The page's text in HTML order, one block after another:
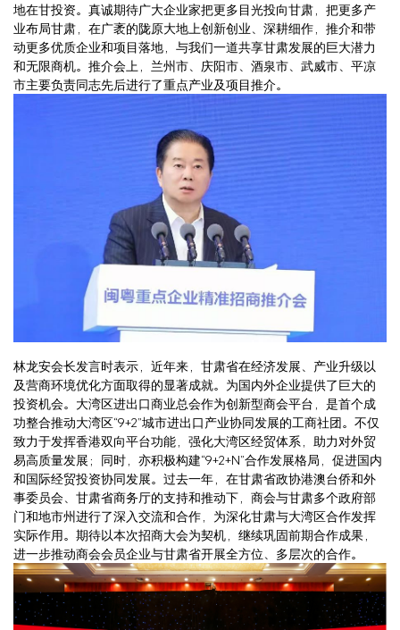
地在甘投资。真诚期待广大企业家把更多目光投向甘肃，把更多产
业布局甘肃，在广袤的陇原大地上创新创业、深耕细作，推介和带
动更多优质企业和项目落地，与我们一道共享甘肃发展的巨大潜力
和无限商机。推介会上，兰州市、庆阳市、酒泉市、武威市、平凉
市主要负责同志先后进行了重点产业及项目推介。
林龙安会长发言时表示，近年来，甘肃省在经济发展、产业升级以
及营商环境优化方面取得的显著成就。为国内外企业提供了巨大的
投资机会。大湾区进出口商业总会作为创新型商会平台，是首个成
功整合推动大湾区“9+2”城市进出口产业协同发展的工商社团。不仅
致力于发挥香港双向平台功能，强化大湾区经贸体系，助力对外贸
易高质量发展；同时，亦积极构建“9+2+N”合作发展格局，促进国内
和国际经贸投资协同发展。过去一年，在甘肃省政协港澳台侨和外
事委员会、甘肃省商务厅的支持和推动下，商会与甘肃多个政府部
门和地市州进行了深入交流和合作，为深化甘肃与大湾区合作发挥
实际作用。期待以本次招商大会为契机，继续巩固前期合作成果，
进一步推动商会会员企业与甘肃省开展全方位、多层次的合作。